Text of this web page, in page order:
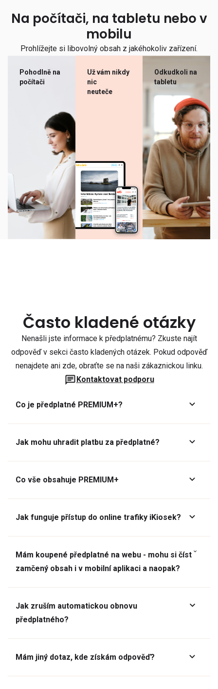
Na počítači, na tabletu nebo v
mobilu
Prohlížejte si libovolný obsah z jakéhokoliv zařízení.
Pohodlně na
počítači
Už vám nikdy
nic
neuteče
Odkudkoli na
tabletu
Často kladené otázky
Nenašli jste informace k předplatnému? Zkuste najít
odpověď v sekci často kladených otázek. Pokud odpověď
nenajdete ani zde, obraťte se na naši zákaznickou linku.
Kontaktovat podporu
Co je předplatné PREMIUM+?
Jak mohu uhradit platbu za předplatné?
Co vše obsahuje PREMIUM+
Jak funguje přístup do online trafiky iKiosek?
Mám koupené předplatné na webu - mohu si číst
zamčený obsah i v mobilní aplikaci a naopak?
Jak zruším automatickou obnovu
předplatného?
Mám jiný dotaz, kde získám odpověď?